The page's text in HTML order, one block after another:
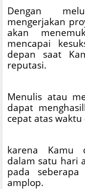
Dengan
mengerjakan
akan
mencapai
depan saat
reputasi.
Menulis atau
dapat
cepat atas
karena Kamu
dalam satu hari
pada
amplop.